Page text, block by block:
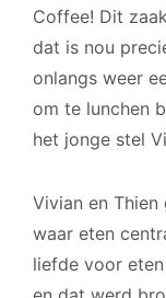
Coffee! Dit
dat is nou
onlangs weer
om te lunchen
het jonge stel
Vivian en
waar eten
liefde voor